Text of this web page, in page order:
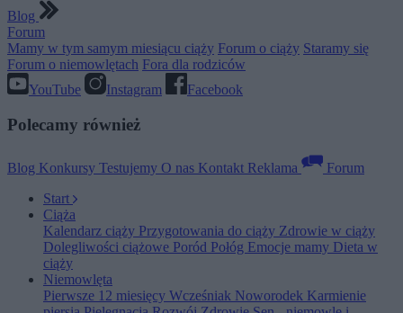
Blog
Forum
Mamy w tym samym miesiącu ciąży Forum o ciąży Staramy się
Forum o niemowlętach Fora dla rodziców
YouTube
Instagram Facebook
Polecamy również
Blog Konkursy Testujemy O nas Kontakt Reklama
Forum
Start
Ciąża
Kalendarz ciąży Przygotowania do ciąży Zdrowie w ciąży
Dolegliwości ciążowe Poród Połóg Emocje mamy Dieta w
ciąży
Niemowlęta
Pierwsze 12 miesięcy Wcześniak Noworodek Karmienie